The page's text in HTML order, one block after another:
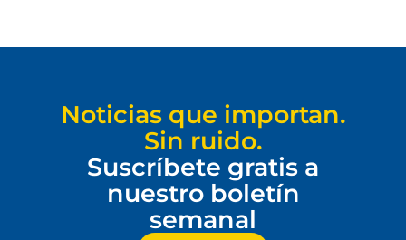
Noticias que importan.
Sin ruido.
Suscríbete gratis a
nuestro boletín
semanal